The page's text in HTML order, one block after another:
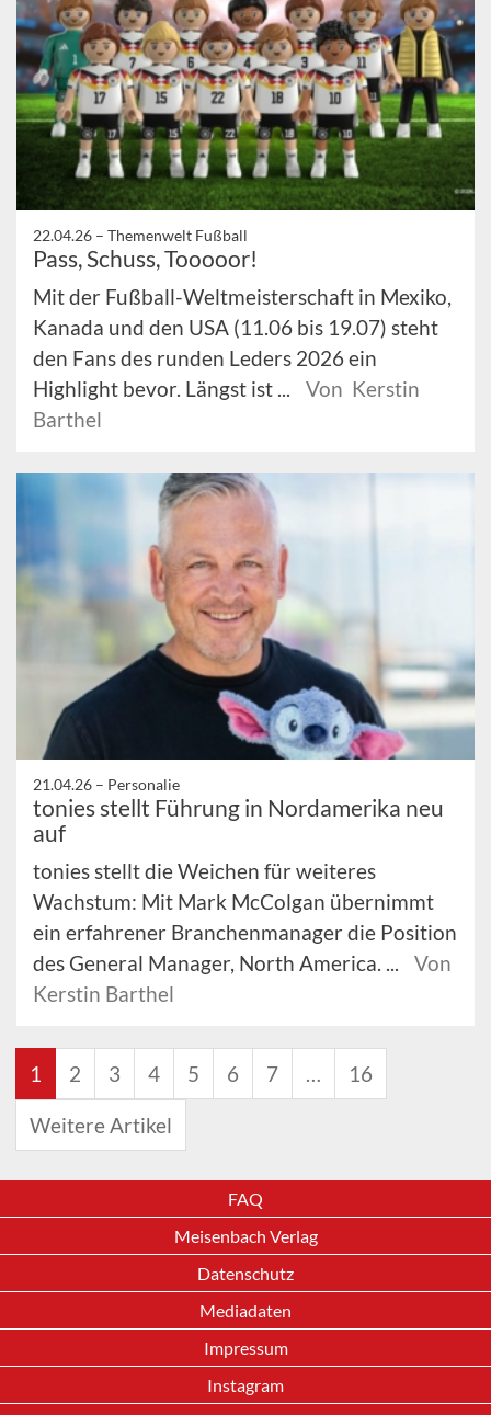
22.04.26 – Themenwelt Fußball
Pass, Schuss, Tooooor!
Mit der Fußball-Weltmeisterschaft in Mexiko,
Kanada und den USA (11.06 bis 19.07) steht
den Fans des runden Leders 2026 ein
Highlight bevor. Längst ist ...
Von Kerstin
Barthel
21.04.26 – Personalie
tonies stellt Führung in Nordamerika neu
auf
tonies stellt die Weichen für weiteres
Wachstum: Mit Mark McColgan übernimmt
ein erfahrener Branchenmanager die Position
des General Manager, North America. ...
Von
Kerstin Barthel
1 2 3 4 5 6 7 … 16
Weitere Artikel
FAQ
Meisenbach Verlag
Datenschutz
Mediadaten
Impressum
Instagram